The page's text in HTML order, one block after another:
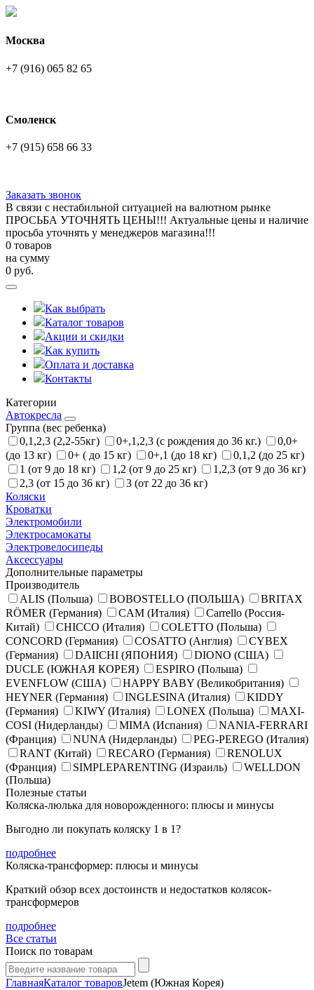
Москва
+7 (916) 065 82 65
Смоленск
+7 (915) 658 66 33
Заказать звонок
В связи с нестабильной ситуацией на валютном рынке
ПРОСЬБА УТОЧНЯТЬ ЦЕНЫ!!! Актуальные цены и наличие
просьба уточнять у менеджеров магазина!!!
0 товаров
на сумму
0 руб.
Как выбрать
Каталог товаров
Акции и скидки
Как купить
Оплата и доставка
Контакты
Категории
Автокресла
Группа (вес ребенка)
0,1,2,3 (2,2-55кг)
0+,1,2,3 (с рождения до 36 кг.)
0,0+
(до 13 кг)
0+ ( до 15 кг) 0+,1 (до 18 кг)
0,1,2 (до 25 кг)
1 (от 9 до 18 кг)
1,2 (от 9 до 25 кг)
1,2,3 (от 9 до 36 кг)
2,3 (от 15 до 36 кг)
3 (от 22 до 36 кг)
Коляски
Кроватки
Электромобили
Электросамокаты
Электровелосипеды
Аксессуары
Дополнительные параметры
Производитель
ALIS (Польша)
BOBOSTELLO (ПОЛЬША)
BRITAX
RÖMER (Германия)
CAM (Италия)
Carrello (Россия-
Китай)
CHICCO (Италия)
COLETTO (Польша)
CONCORD (Германия)
COSATTO (Англия)
CYBEX
(Германия)
DAIICHI (ЯПОНИЯ)
DIONO (США)
DUCLE (ЮЖНАЯ КОРЕЯ)
ESPIRO (Польша)
EVENFLOW (США)
HAPPY BABY (Великобритания)
HEYNER (Германия)
INGLESINA (Италия)
KIDDY
(Германия)
KIWY (Италия) LONEX (Польша)
MAXI-
COSI (Нидерланды)
MIMA (Испания)
NANIA-FERRARI
(Франция)
NUNA (Нидерланды)
PEG-PEREGO (Италия)
RANT (Китай)
RECARO (Германия)
RENOLUX
(Франция)
SIMPLEPARENTING (Израиль)
WELLDON
(Польша)
Полезные статьи
Коляска-люлька для новорожденного: плюсы и минусы
Выгодно ли покупать коляску 1 в 1?
подробнее
Коляска-трансформер: плюсы и минусы
Краткий обзор всех достоинств и недостатков колясок-
трансформеров
подробнее
Все статьи
Поиск по товарам
ГлавнаяКаталог товаровJetem (Южная Корея)